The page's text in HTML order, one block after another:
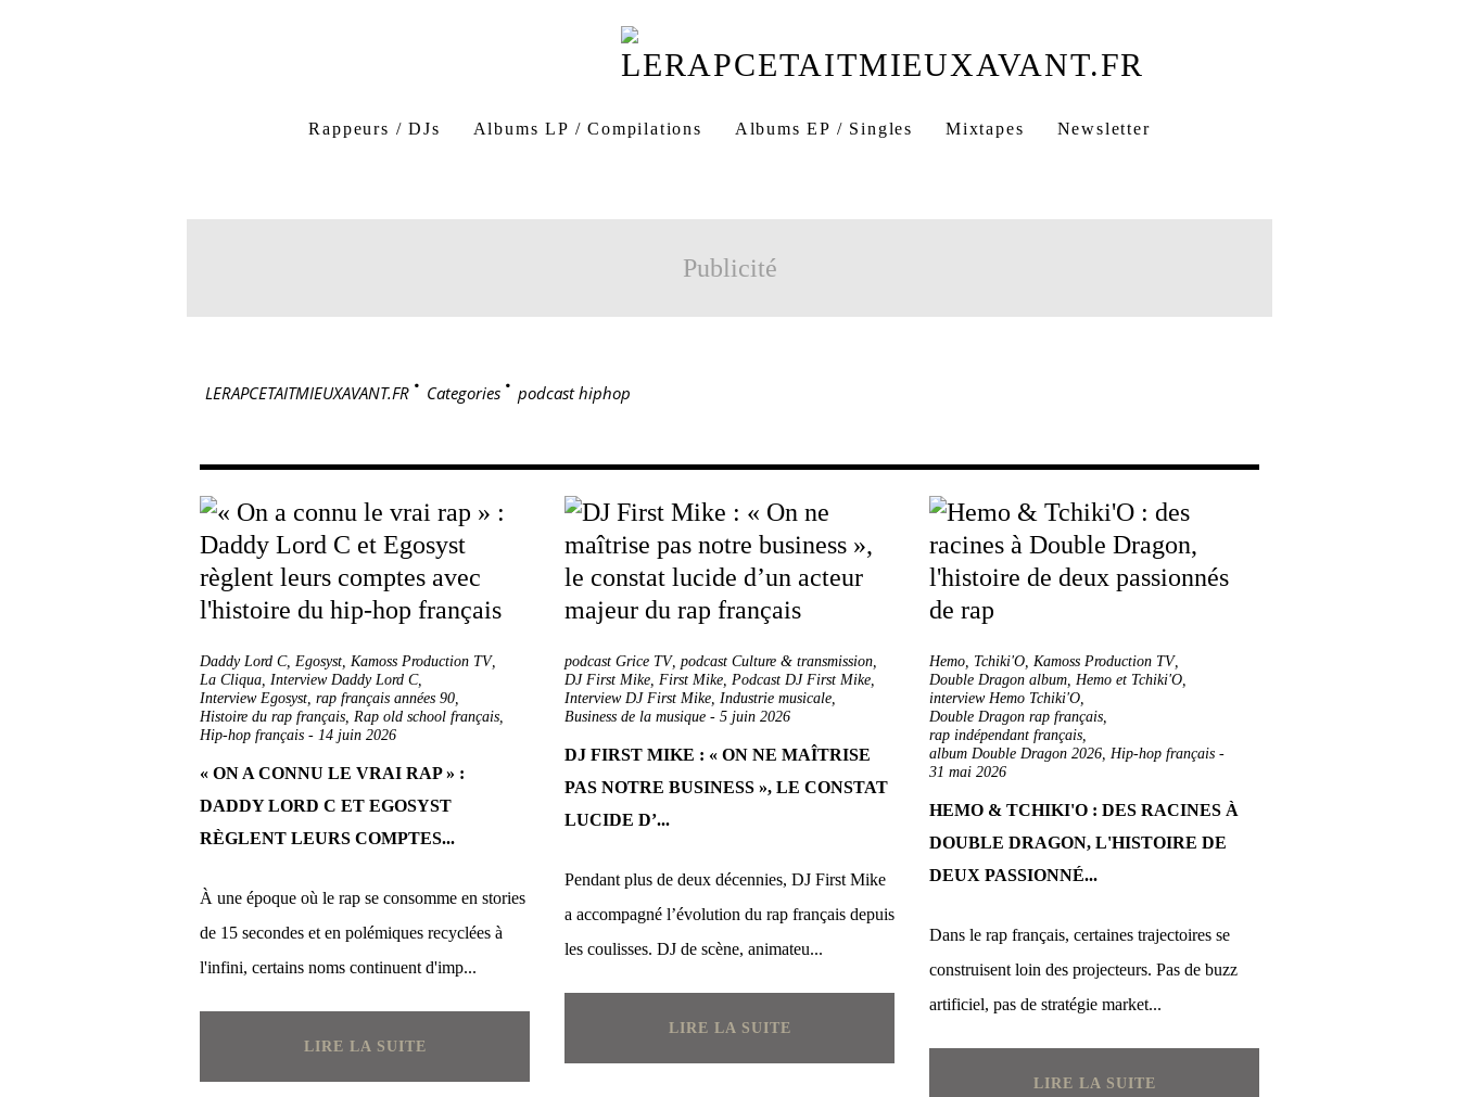
Rappeurs / DJs Albums LP / Compilations Albums EP / Singles Mixtapes Newsletter
Publicité
LERAPCETAITMIEUXAVANT.FR > Categories > podcast hiphop
Daddy Lord C, Egosyst, Kamoss Production TV,
La Cliqua, Interview Daddy Lord C,
Interview Egosyst, rap français années 90,
Histoire du rap français, Rap old school français,
Hip-hop français - 14 juin 2026
« ON A CONNU LE VRAI RAP » :
DADDY LORD C ET EGOSYST
RÈGLENT LEURS COMPTES...
À une époque où le rap se consomme en stories
de 15 secondes et en polémiques recyclées à
l'infini, certains noms continuent d'imp...
LIRE LA SUITE
podcast Grice TV, podcast Culture & transmission,
DJ First Mike, First Mike, Podcast DJ First Mike,
Interview DJ First Mike, Industrie musicale,
Business de la musique - 5 juin 2026
DJ FIRST MIKE : « ON NE MAÎTRISE
PAS NOTRE BUSINESS », LE CONSTAT
LUCIDE D’...
Pendant plus de deux décennies, DJ First Mike
a accompagné l’évolution du rap français depuis
les coulisses. DJ de scène, animateu...
LIRE LA SUITE
Hemo, Tchiki'O, Kamoss Production TV,
Double Dragon album, Hemo et Tchiki'O,
interview Hemo Tchiki'O,
Double Dragon rap français,
rap indépendant français,
album Double Dragon 2026, Hip-hop français -
31 mai 2026
HEMO & TCHIKI'O : DES RACINES À
DOUBLE DRAGON, L'HISTOIRE DE
DEUX PASSIONNÉ...
Dans le rap français, certaines trajectoires se
construisent loin des projecteurs. Pas de buzz
artificiel, pas de stratégie market...
LIRE LA SUITE